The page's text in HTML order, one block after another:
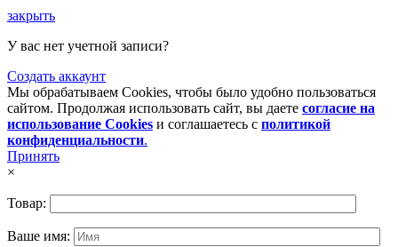
закрыть
У вас нет учетной записи?
Создать аккаунт
Мы обрабатываем Cookies, чтобы было удобно пользоваться
сайтом. Продолжая использовать сайт, вы даете согласие на
использование Cookies и соглашаетесь с политикой
конфиденциальности.
Принять
×
Товар:
Ваше имя: